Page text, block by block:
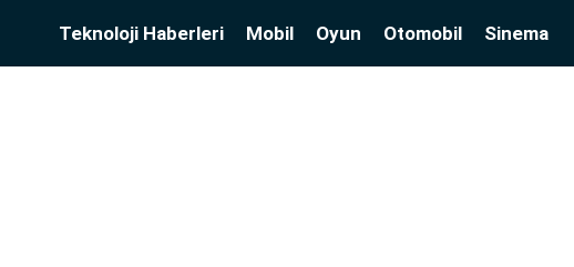
Teknoloji Haberleri Mobil Oyun Otomobil Sinema